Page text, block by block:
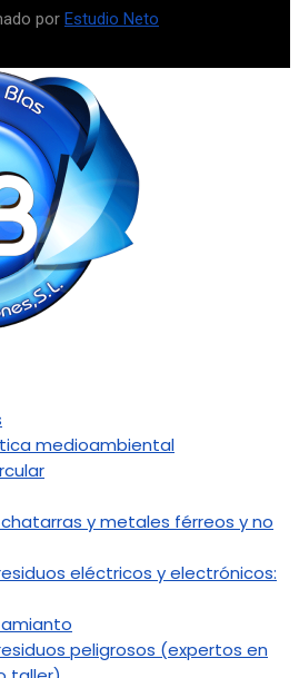
por Estudio Neto
medioambiental
y metales férreos y no
eléctricos y electrónicos:
peligrosos (expertos en